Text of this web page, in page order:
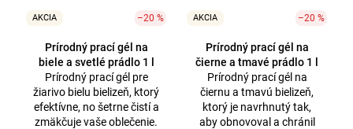
AKCIA –20 %
Prírodný prací gél na
biele a svetlé prádlo 1 l
Prírodný prací gél pre
žiarivo bielu bielizeň, ktorý
efektívne, no šetrne čistí a
zmäkčuje vaše oblečenie.
AKCIA –20 %
Prírodný prací gél na
čierne a tmavé prádlo 1 l
Prírodný prací gél na
čiernu a tmavú bielizeň,
ktorý je navrhnutý tak,
aby obnovoval a chránil